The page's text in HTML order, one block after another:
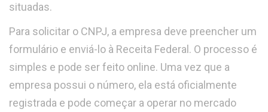
situadas.
Para solicitar o CNPJ, a empresa deve preencher um
formulário e enviá-lo à Receita Federal. O processo é
simples e pode ser feito online. Uma vez que a
empresa possui o número, ela está oficialmente
registrada e pode começar a operar no mercado